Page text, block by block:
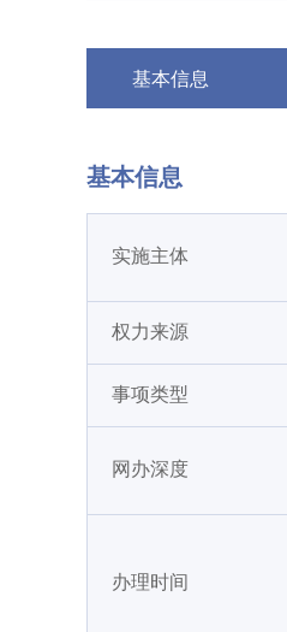
基本信息
基本信息
实施主体
权力来源
事项类型
网办深度
办理时间